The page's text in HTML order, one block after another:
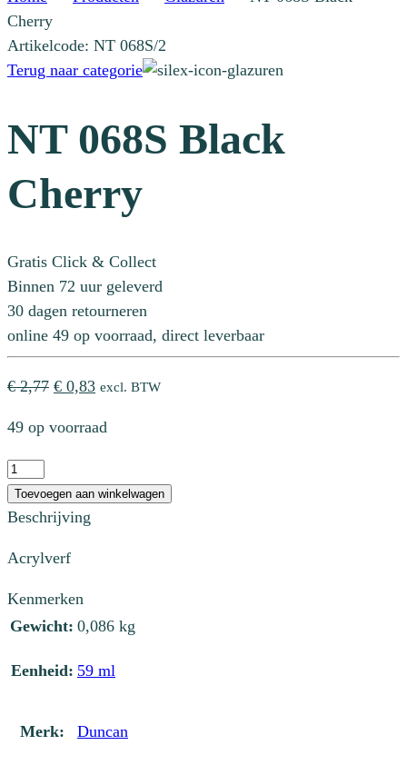
Cherry
Artikelcode: NT 068S/2
Terug naar categorie
NT 068S Black
Cherry
Gratis Click & Collect
Binnen 72 uur geleverd
30 dagen retourneren
online 49 op voorraad, direct leverbaar
€2,77 Oorspronkelijke
was:
€ 0,83Huidige
is:
excl. BTW
49 op voorraad
NT
068S
Black
aantal
Toevoegen aan winkelwagen
Beschrijving
Acrylverf
Kenmerken
Gewicht: 0,086 kg
Eenheid: 59 ml
Merk: Duncan